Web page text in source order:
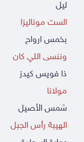
ليل
الست موناليزا
بخمس ارواح
وننسى اللي كان
ذا فويس كيدز
مولانا
شمس الأصيل
الهيبة رأس الجبل